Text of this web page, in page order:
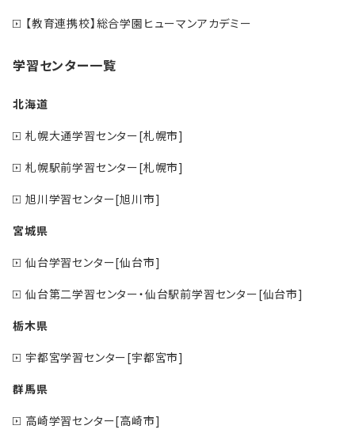
【教育連携校】総合学園ヒューマンアカデミー
学習センター一覧
北海道
札幌大通学習センター[札幌市]
札幌駅前学習センター[札幌市]
旭川学習センター[旭川市]
宮城県
仙台学習センター[仙台市]
仙台第二学習センター・仙台駅前学習センター[仙台市]
栃木県
宇都宮学習センター[宇都宮市]
群馬県
高崎学習センター[高崎市]